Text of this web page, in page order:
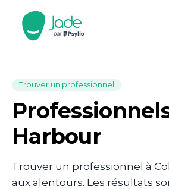
Trouver un professionnel
Harbour
Trouver un professionnel à
aux alentours. Les résultats